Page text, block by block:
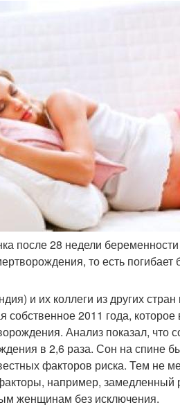
после 28 недели
то есть погибает
и их коллеги из других
собственное 2011 года,
Анализ показал, что
в 2,6 раза. Сон на спине
факторов риска. Тем не
например, замедленный
женщинам без исключения.